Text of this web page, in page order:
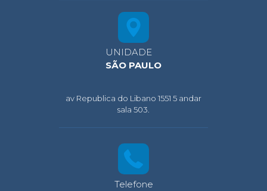
UNIDADE
SÃO PAULO
av Republica do Libano 1551 5 andar
sala 503.
Telefone